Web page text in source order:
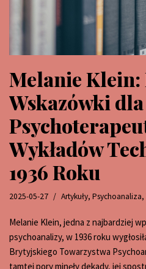
Melanie Klein:
Wskazówki dla
Wykładów
1936 Roku
2025-05-27 Artykuły, Psychoanaliza,
Melanie Klein, jedna z najbardziej
psychoanalizy, w 1936 roku
Brytyjskiego Towarzystwa
tamtej pory minęły dekady, jej